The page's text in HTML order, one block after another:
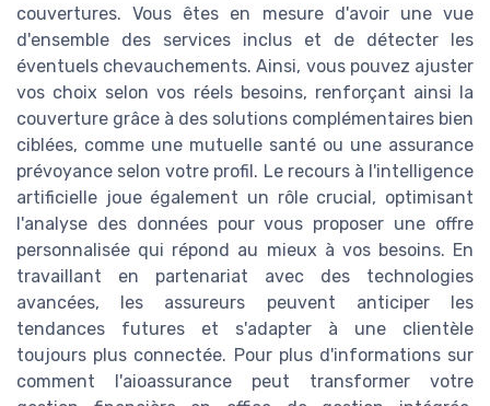
couvertures. Vous êtes en mesure d'avoir une vue
d'ensemble des services inclus et de détecter les
éventuels chevauchements. Ainsi, vous pouvez ajuster
vos choix selon vos réels besoins, renforçant ainsi la
couverture grâce à des solutions complémentaires bien
ciblées, comme une mutuelle santé ou une assurance
prévoyance selon votre profil. Le recours à l'intelligence
artificielle joue également un rôle crucial, optimisant
l'analyse des données pour vous proposer une offre
personnalisée qui répond au mieux à vos besoins. En
travaillant en partenariat avec des technologies
avancées, les assureurs peuvent anticiper les
tendances futures et s'adapter à une clientèle
toujours plus connectée. Pour plus d'informations sur
comment l'aioassurance peut transformer votre